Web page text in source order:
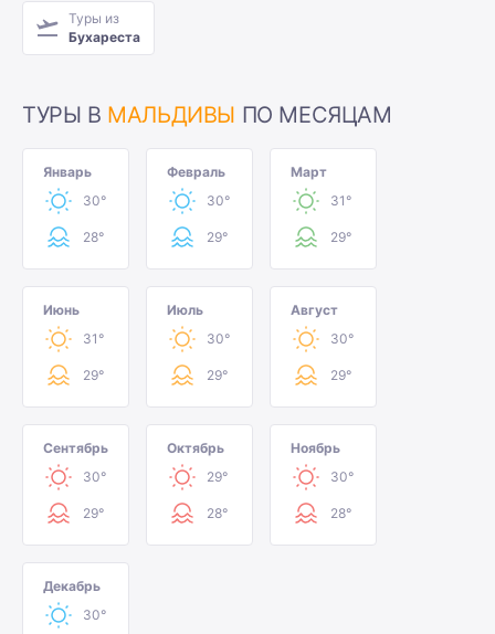
Туры из
Бухареста
ТУРЫ В МАЛЬДИВЫ ПО МЕСЯЦАМ
Январь
30°
28°
Февраль
30°
29°
Март
31°
29°
Июнь
31°
29°
Июль
30°
29°
Август
30°
29°
Сентябрь
30°
29°
Октябрь
29°
28°
Ноябрь
30°
28°
Декабрь
30°